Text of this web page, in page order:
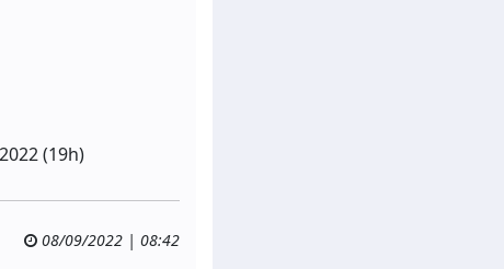
(19h)
08/09/2022 | 08:42